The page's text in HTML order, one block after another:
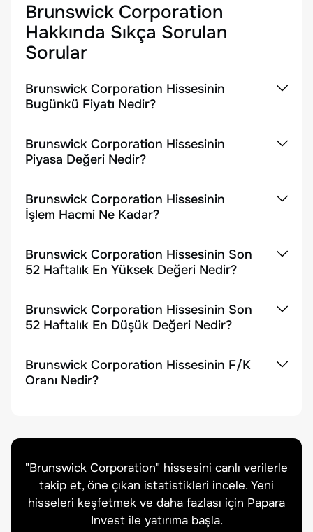
Brunswick Corporation
Hakkında Sıkça Sorulan
Sorular
Brunswick Corporation Hissesinin
Bugünkü Fiyatı Nedir?
Brunswick Corporation Hissesinin
Piyasa Değeri Nedir?
Brunswick Corporation Hissesinin
İşlem Hacmi Ne Kadar?
Brunswick Corporation Hissesinin Son
52 Haftalık En Yüksek Değeri Nedir?
Brunswick Corporation Hissesinin Son
52 Haftalık En Düşük Değeri Nedir?
Brunswick Corporation Hissesinin F/K
Oranı Nedir?
"Brunswick Corporation" hissesini canlı verilerle
takip et, öne çıkan istatistikleri incele. Yeni
hisseleri keşfetmek ve daha fazlası için Papara
Invest ile yatırıma başla.